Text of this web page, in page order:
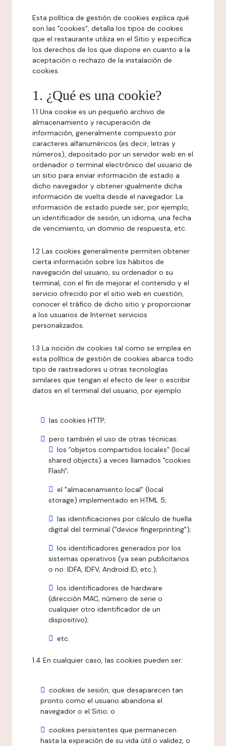
Esta política de gestión de cookies explica qué
son las "cookies", detalla los tipos de cookies
que el restaurante utiliza en el Sitio y especifica
los derechos de los que dispone en cuanto a la
aceptación o rechazo de la instalación de
cookies.
1. ¿Qué es una cookie?
1.1 Una cookie es un pequeño archivo de
almacenamiento y recuperación de
información, generalmente compuesto por
caracteres alfanuméricos (es decir, letras y
números), depositado por un servidor web en el
ordenador o terminal electrónico del usuario de
un sitio para enviar información de estado a
dicho navegador y obtener igualmente dicha
información de vuelta desde el navegador. La
información de estado puede ser, por ejemplo,
un identificador de sesión, un idioma, una fecha
de vencimiento, un dominio de respuesta, etc.
1.2 Las cookies generalmente permiten obtener
cierta información sobre los hábitos de
navegación del usuario, su ordenador o su
terminal, con el fin de mejorar el contenido y el
servicio ofrecido por el sitio web en cuestión,
conocer el tráfico de dicho sitio y proporcionar
a los usuarios de Internet servicios
personalizados.
1.3 La noción de cookies tal como se emplea en
esta política de gestión de cookies abarca todo
tipo de rastreadores u otras tecnologías
similares que tengan el efecto de leer o escribir
datos en el terminal del usuario, por ejemplo:
las cookies HTTP;
pero también el uso de otras técnicas:
los "objetos compartidos locales" (local
shared objects) a veces llamados "cookies
Flash";
el "almacenamiento local" (local
storage) implementado en HTML 5;
las identificaciones por cálculo de huella
digital del terminal ("device fingerprinting");
los identificadores generados por los
sistemas operativos (ya sean publicitarios
o no: IDFA, IDFV, Android ID, etc.);
los identificadores de hardware
(dirección MAC, número de serie o
cualquier otro identificador de un
dispositivo);
etc.
1.4 En cualquier caso, las cookies pueden ser:
cookies de sesión, que desaparecen tan
pronto como el usuario abandona el
navegador o el Sitio; o
cookies persistentes que permanecen
hasta la expiración de su vida útil o validez, o